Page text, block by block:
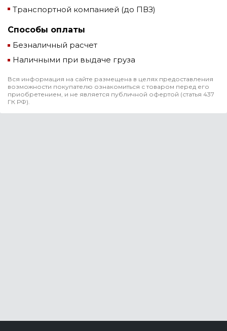
Транспортной компанией (до ПВЗ)
Способы оплаты
Безналичный расчет
Наличными при выдаче груза
Вся информация на сайте размещена в целях предоставления
возможности покупателю ознакомиться с товаром перед его
приобретением, и не является публичной офертой (статья 437
ГК РФ).